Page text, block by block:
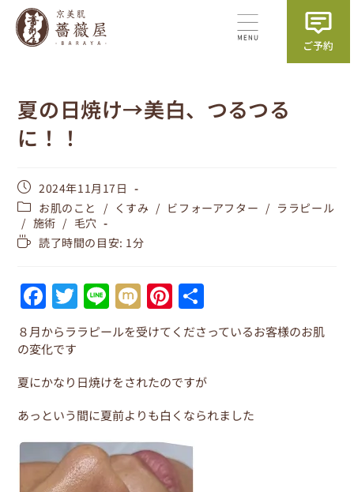
夏の日焼け→美白、つるつる
に！！
2024年11月17日
お肌のこと
/ くすみ / ビフォーアフター / ララピール
/ 施術 / 毛穴
読了時間の目安: 1分
F
a
c
e
b
o
o
k
T
w
itt
er
Li
n
e
M
ix
i
Pi
nt
er
e
st
有
８月からララピールを受けてくださっているお客様のお肌
の変化です
夏にかなり日焼けをされたのですが
あっという間に夏前よりも白くなられました